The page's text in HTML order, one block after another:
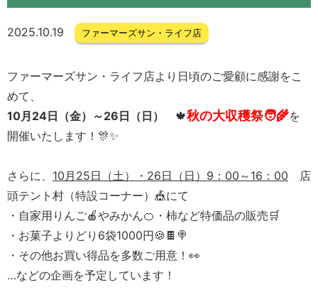
2025.10.19 ファーマーズサン・ライフ店
ファーマーズサン・ライフ店より日頃のご愛顧に感謝をこ
めて、
10月24日（金）～26日（日）
🍁秋の大収穫祭🧑‍🌾を
開催いたします！🎊✨
さらに、 10月25日（土）・26日（日）9：00～16：00 店
頭テント村（特設コーナー）🎪にて
・自家用りんご🍎やみかん🍊・柿など特価品の販売🛒
・お菓子よりどり6袋1000円🍪🍫🍭
・その他お買い得品を多数ご用意！👀
…などの企画を予定しています！